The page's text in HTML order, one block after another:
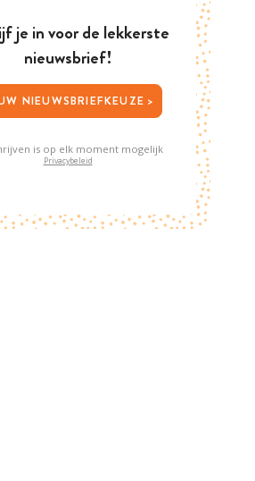
je in voor de lekkerste
nieuwsbrief!
JOUW NIEUWSBRIEFKEUZE >
is op elk moment mogelijk
Privacybeleid